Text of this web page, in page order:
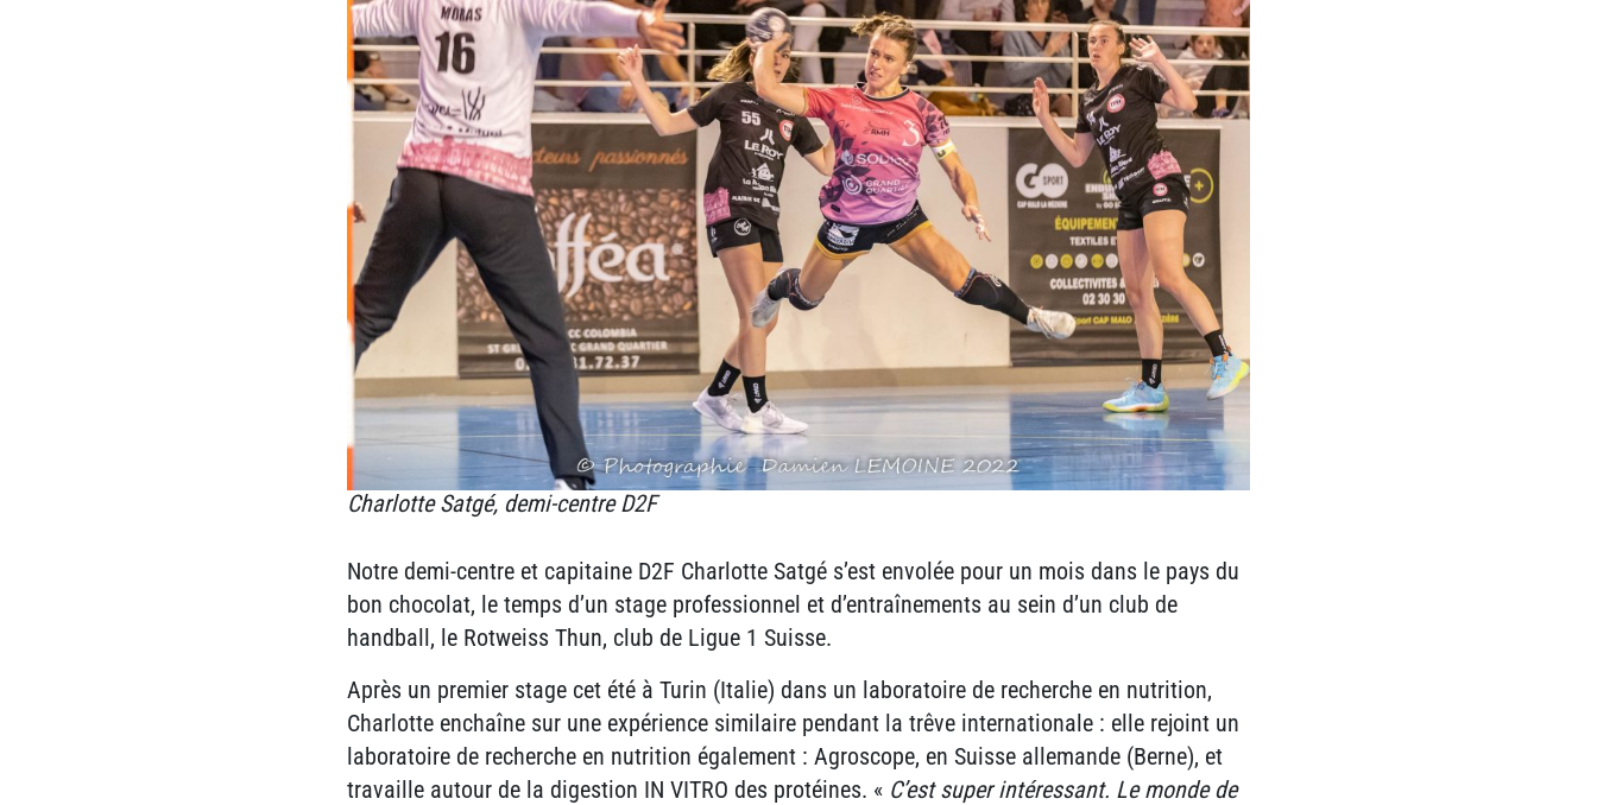
Charlotte Satgé, demi-centre D2F
Notre demi-centre et capitaine D2F Charlotte Satgé s’est envolée pour un mois dans le pays du
bon chocolat, le temps d’un stage professionnel et d’entraînements au sein d’un club de
handball, le Rotweiss Thun, club de Ligue 1 Suisse.
Après un premier stage cet été à Turin (Italie) dans un laboratoire de recherche en nutrition,
Charlotte enchaîne sur une expérience similaire pendant la trêve internationale : elle rejoint un
laboratoire de recherche en nutrition également : Agroscope, en Suisse allemande (Berne), et
travaille autour de la digestion IN VITRO des protéines. « C’est super intéressant. Le monde de